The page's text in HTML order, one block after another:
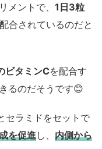
メントで、 1日3粒
合されているのだと
ビタミンCを配合す
るのだそうです😊
セラミドをセットで
を促進し、 内側から